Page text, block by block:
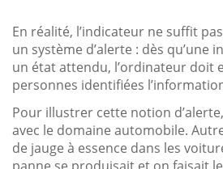
En réalité, l’indicateur ne suffit
un système d’alerte : dès qu’une
un état attendu, l’ordinateur doit
personnes identifiées
Pour illustrer cette notion
avec le domaine automobile.
de jauge à essence dans les